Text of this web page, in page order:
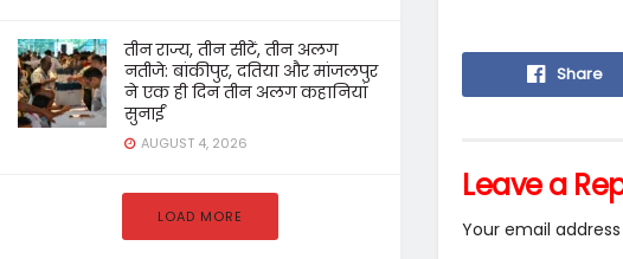
तीन राज्य, तीन सीटें, तीन अलग
नतीजे: बांकीपुर, दतिया और मांजलपुर
ने एक ही दिन तीन अलग कहानियां
सुनाईं
AUGUST 4, 2026
LOAD MORE
Share
Leave a
Your email